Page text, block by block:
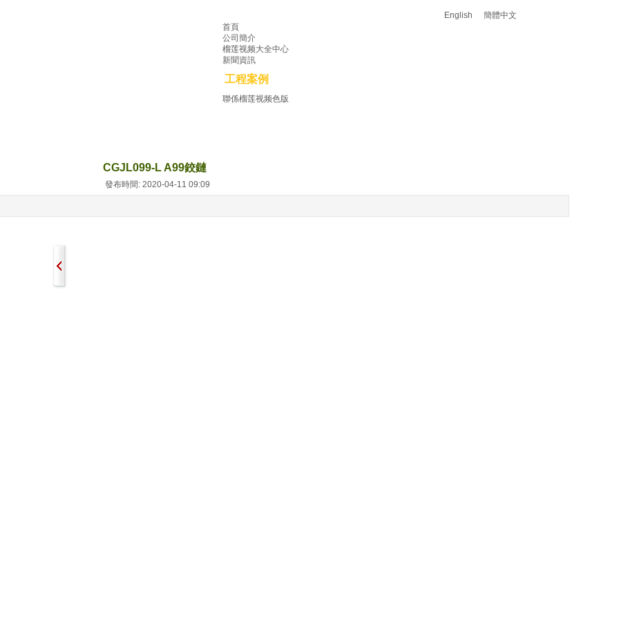
English
簡體中文
首頁
公司簡介
榴莲视频大全中心
新聞資訊
工程案例
聯係榴莲视频色版
CGJL099-L A99鉸鏈
發布時間: 2020-04-11 09:09